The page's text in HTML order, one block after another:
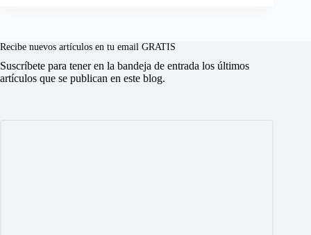
Recibe nuevos artículos en tu email GRATIS
Suscríbete para tener en la bandeja de entrada los últimos
artículos que se publican en este blog.